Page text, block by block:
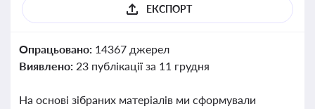
ЕКСПОРТ
Опрацьовано: 14367 джерел
Виявлено: 23 публікації за 11 грудня
На основі зібраних матеріалів ми сформували